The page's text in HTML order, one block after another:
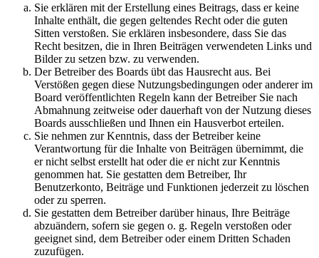
Sie erklären mit der Erstellung eines Beitrags, dass er keine
Inhalte enthält, die gegen geltendes Recht oder die guten
Sitten verstoßen. Sie erklären insbesondere, dass Sie das
Recht besitzen, die in Ihren Beiträgen verwendeten Links und
Bilder zu setzen bzw. zu verwenden.
Der Betreiber des Boards übt das Hausrecht aus. Bei
Verstößen gegen diese Nutzungsbedingungen oder anderer im
Board veröffentlichten Regeln kann der Betreiber Sie nach
Abmahnung zeitweise oder dauerhaft von der Nutzung dieses
Boards ausschließen und Ihnen ein Hausverbot erteilen.
Sie nehmen zur Kenntnis, dass der Betreiber keine
Verantwortung für die Inhalte von Beiträgen übernimmt, die
er nicht selbst erstellt hat oder die er nicht zur Kenntnis
genommen hat. Sie gestatten dem Betreiber, Ihr
Benutzerkonto, Beiträge und Funktionen jederzeit zu löschen
oder zu sperren.
Sie gestatten dem Betreiber darüber hinaus, Ihre Beiträge
abzuändern, sofern sie gegen o. g. Regeln verstoßen oder
geeignet sind, dem Betreiber oder einem Dritten Schaden
zuzufügen.